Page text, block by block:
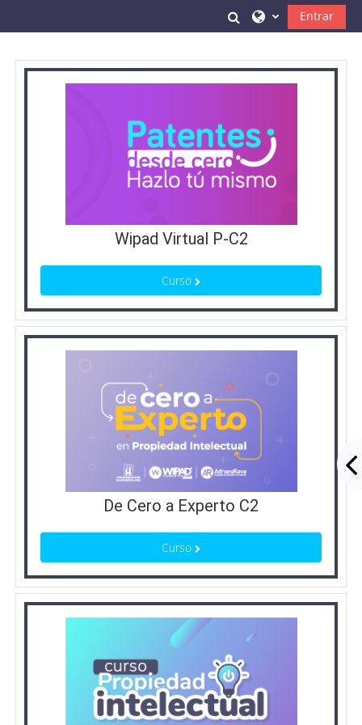
Toggle search
Entrar
Wipad Virtual P-C2
Curso
De Cero a Experto C2
Curso